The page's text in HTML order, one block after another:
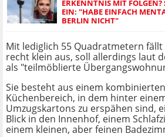
ERKENNTNIS MIT
EIN: "HABE EINFACH
BERLIN NICHT"
Mit lediglich 55 Quadratmetern fällt
recht klein aus, soll allerdings laut
als "teilmöblierte
Sie besteht aus einem
Küchenbereich, in dem hinter
Umzugskartons zu erspähen sind,
Blick in den Innenhof, einem
einem kleinen, aber feinen